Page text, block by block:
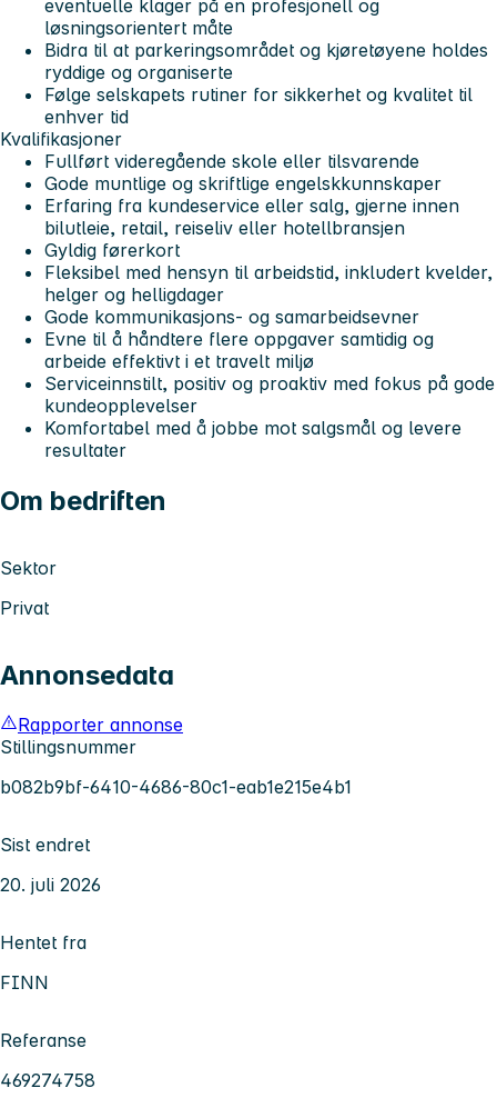
eventuelle klager på en profesjonell og
løsningsorientert måte
Bidra til at parkeringsområdet og kjøretøyene holdes
ryddige og organiserte
Følge selskapets rutiner for sikkerhet og kvalitet til
enhver tid
Kvalifikasjoner
Fullført videregående skole eller tilsvarende
Gode muntlige og skriftlige engelskkunnskaper
Erfaring fra kundeservice eller salg, gjerne innen
bilutleie, retail, reiseliv eller hotellbransjen
Gyldig førerkort
Fleksibel med hensyn til arbeidstid, inkludert kvelder,
helger og helligdager
Gode kommunikasjons- og samarbeidsevner
Evne til å håndtere flere oppgaver samtidig og
arbeide effektivt i et travelt miljø
Serviceinnstilt, positiv og proaktiv med fokus på gode
kundeopplevelser
Komfortabel med å jobbe mot salgsmål og levere
resultater
Om bedriften
Sektor
Privat
Annonsedata
Rapporter annonse
Stillingsnummer
b082b9bf-6410-4686-80c1-eab1e215e4b1
Sist endret
20. juli 2026
Hentet fra
FINN
Referanse
469274758